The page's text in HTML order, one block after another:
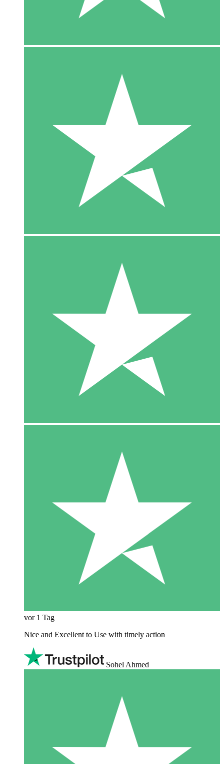
vor 1 Tag
Nice and Excellent to Use with timely action
Sohel Ahmed